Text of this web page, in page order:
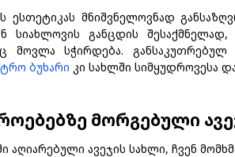
ესთეტიკას მნიშვნელოვნად
სიახლოვის განცდის
მოვლა სჭირდება. განსაკუთრებულ
ბუხარი კი სახლში სიმყუდროვესა
მორგებული
ავეჯის სახლი, ჩვენ